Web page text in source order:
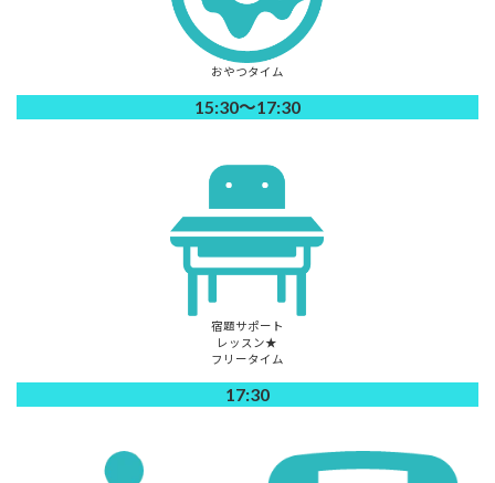
おやつタイム
15:30～17:30
宿題サポート
レッスン★
フリータイム
17:30